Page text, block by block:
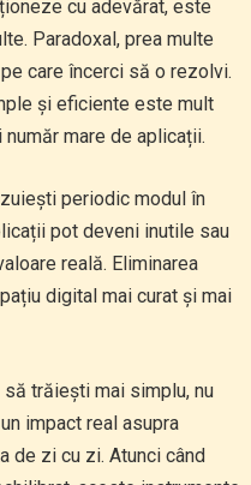
cu adevărat, este
Paradoxal, prea multe
care încerci să o rezolvi.
și eficiente este mult
mare de aplicații.
periodic modul în
pot deveni inutile sau
reală. Eliminarea
digital mai curat și mai
trăiești mai simplu, nu
impact real asupra
de zi cu zi. Atunci când